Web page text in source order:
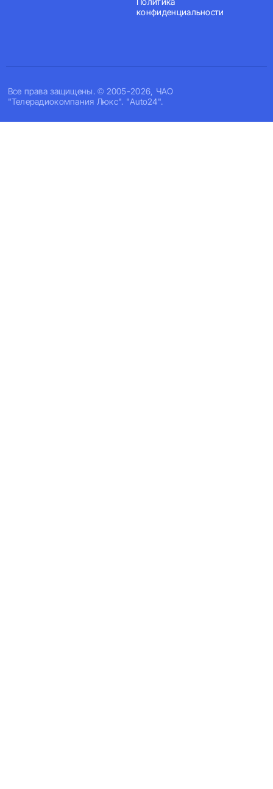
Все права защищены. © 2005-2026, ЧАО
"Телерадиокомпания Люкс". "Auto24".
конфиденциальности